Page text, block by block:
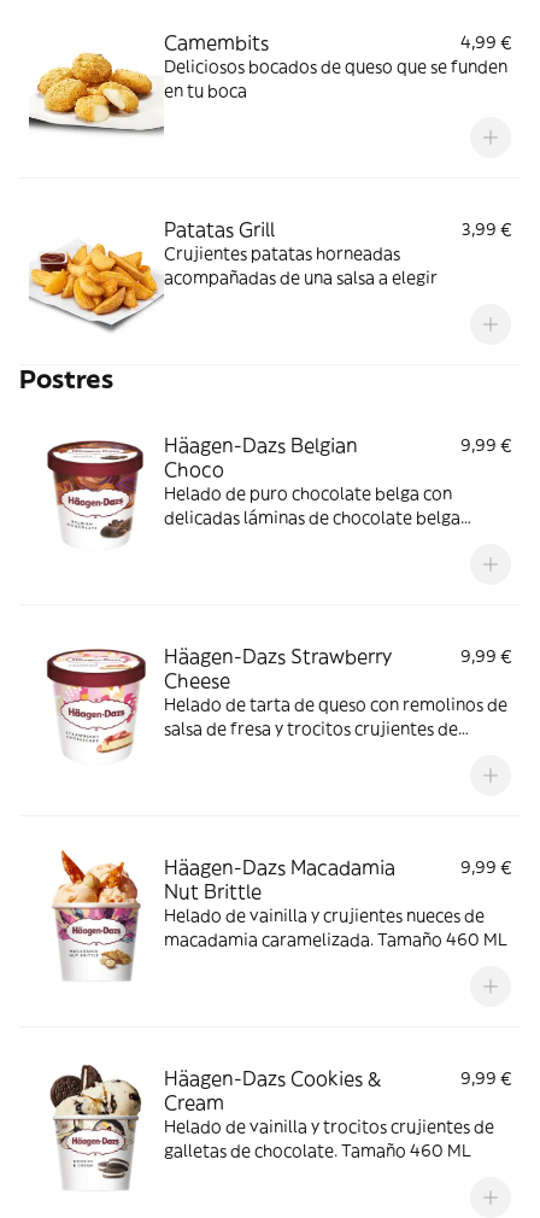
Camembits
4,99 €
Deliciosos bocados de queso que se funden
en tu boca
Patatas Grill
3,99 €
Crujientes patatas horneadas
acompañadas de una salsa a elegir
Postres
Häagen-Dazs Belgian
Choco
9,99 €
Helado de puro chocolate belga con
delicadas láminas de chocolate belga
Häagen-Dazs Strawberry
Cheese
9,99 €
Helado de tarta de queso con remolinos de
salsa de fresa y trocitos crujientes de
Häagen-Dazs Macadamia
Nut Brittle
9,99 €
Helado de vainilla y crujientes nueces de
macadamia caramelizada. Tamaño 460 ML
Häagen-Dazs Cookies &
Cream
9,99 €
Helado de vainilla y trocitos crujientes de
galletas de chocolate. Tamaño 460 ML